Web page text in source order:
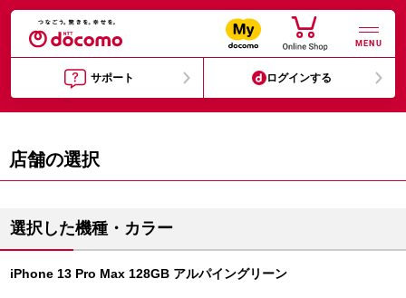
MENU
サポート ログインする
店舗の選択
選択した機種・カラー
iPhone 13 Pro Max 128GB アルパイングリーン